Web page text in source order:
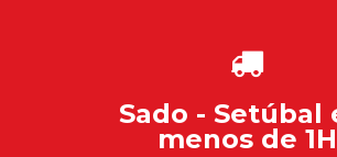
Sado - Setúbal
menos de 1H